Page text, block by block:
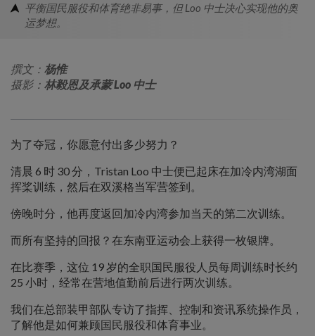
平衡国民服役和体育绝非易事，但 Loo 中士决心实现他的奥
运梦想。
撰文： 杨惟
摄影： 林毅恩及承蒙 Loo 中士
为了夺冠，你愿意付出多少努力？
清晨 6 时 30 分，Tristan Loo 中士便已起床在加冷内湾湖面
挥桨训练，然后在双溪格当军营签到。
傍晚时分，他再度返回加冷内湾参加当天的第二次训练。
而所有坚持的回报？在东南亚运动会上获得一枚银牌。
在比赛季，这位 19 岁的全职国民服役人员每周训练时长约
25 小时，经常在营地值勤前后进行两次训练。
我们在总部装甲部队专访了指挥、控制和资讯系统操作员，
了解他是如何兼顾国民服役和体育事业。